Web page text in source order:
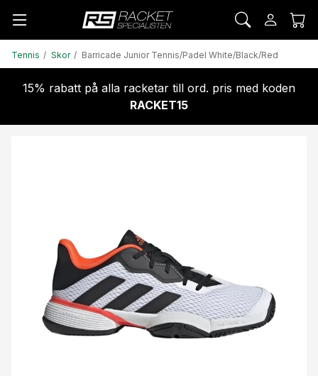
Tennis Skor Barricade Junior Tennis/Padel White/Black/Red
15% rabatt på alla racketar till ord. pris med koden
RACKET15